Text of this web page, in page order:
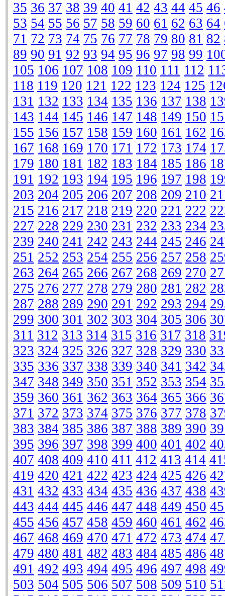
35 36 37 38 39 40 41 42 43 44 45 46
53 54 55 56 57 58 59 60 61 62 63 64
71 72 73 74 75 76 77 78 79 80 81 82
89 90 91 92 93 94 95 96 97 98 99
105 106 107 108 109 110 111 112
118 119 120 121 122 123 124 125
131 132 133 134 135 136 137 138
143 144 145 146 147 148 149 150
155 156 157 158 159 160 161 162
167 168 169 170 171 172 173 174
179 180 181 182 183 184 185 186
191 192 193 194 195 196 197 198
203 204 205 206 207 208 209 210
215 216 217 218 219 220 221 222
227 228 229 230 231 232 233 234
239 240 241 242 243 244 245 246
251 252 253 254 255 256 257 258
263 264 265 266 267 268 269 270
275 276 277 278 279 280 281 282
287 288 289 290 291 292 293 294
299 300 301 302 303 304 305 306
311 312 313 314 315 316 317 318
323 324 325 326 327 328 329 330
335 336 337 338 339 340 341 342
347 348 349 350 351 352 353 354
359 360 361 362 363 364 365 366
371 372 373 374 375 376 377 378
383 384 385 386 387 388 389 390
395 396 397 398 399 400 401 402
407 408 409 410 411 412 413 414
419 420 421 422 423 424 425 426
431 432 433 434 435 436 437 438
443 444 445 446 447 448 449 450
455 456 457 458 459 460 461 462
467 468 469 470 471 472 473 474
479 480 481 482 483 484 485 486
491 492 493 494 495 496 497 498
503 504 505 506 507 508 509 510